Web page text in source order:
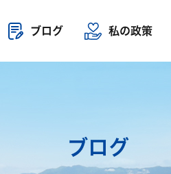
ブログ 私の政策
ブログ